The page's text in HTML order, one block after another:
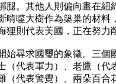
腿。其他人則偏向畫在紐
啃噬大樹作為築巢的材料
狸則代表美國，正在努力
始尋求國璽的象徵。三個
（代表軍力）、老鷹（代
（代表警覺）、兩朵百合